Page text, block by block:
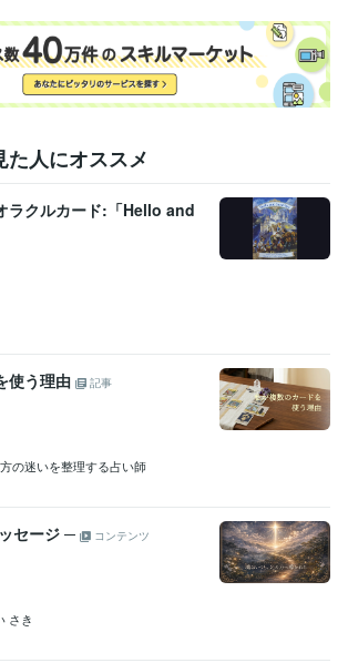
で5周年目をむかえました★彡
)
スタント 経験年数 : 7年
たで賞 東日本大震災で被災に合ったで賞 ココナ
ココナラ　ブロンズランク ココナラ  シルバー
(^-^)
ココナラ  ブロンズランクになりました
ク帰って来ました
ラー
グマスター 取得年 : 2022年
お悩み・人生相談:29年
ットカード【２０２２．8月】:3年
０２３．５月開始】:2年
ング 愚痴やお悩み、お話し相手 メンタル、鬱
不登校・子育てのお悩み相談
悩み
クルカード占い
た人にオススメ
ラクルカード:「Hello and
使う理由
記事
の迷いを整理する占い師
セージ ─
コンテンツ
さき